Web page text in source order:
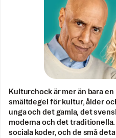
Kulturchock är mer än bara
smältdegel för kultur, ålder
unga och det gamla, det
moderna och det traditionella.
sociala koder, och de små